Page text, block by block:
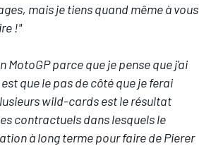
mais je tiens quand même à vous
!"
MotoGP parce que je pense que j'ai
que le pas de côté que je ferai
wild-cards est le résultat
contractuels dans lesquels le
à long terme pour faire de Pierer